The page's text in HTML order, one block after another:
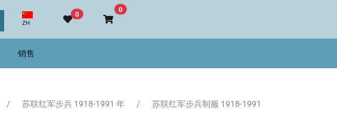
选择你的语音
ZH
0
0Go to cart
销售
苏联红军步兵 1918-1991 年
苏联红军步兵制服 1918-1991